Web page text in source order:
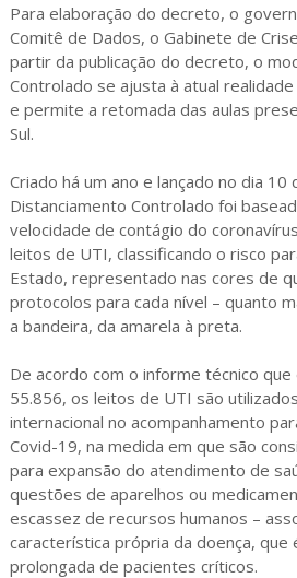
Para elaboração do decreto, o
Comitê de Dados, o Gabinete de
partir da publicação do decreto, o
Controlado se ajusta à atual
e permite a retomada das aulas
Sul.
Criado há um ano e lançado no dia
Distanciamento Controlado foi
velocidade de contágio do
leitos de UTI, classificando o risco
Estado, representado nas cores de
protocolos para cada nível – quanto
a bandeira, da amarela à preta.
De acordo com o informe técnico
55.856, os leitos de UTI são
internacional no acompanhamento
Covid-19, na medida em que são
para expansão do atendimento de
questões de aparelhos ou
escassez de recursos humanos –
característica própria da doença, que
prolongada de pacientes críticos.